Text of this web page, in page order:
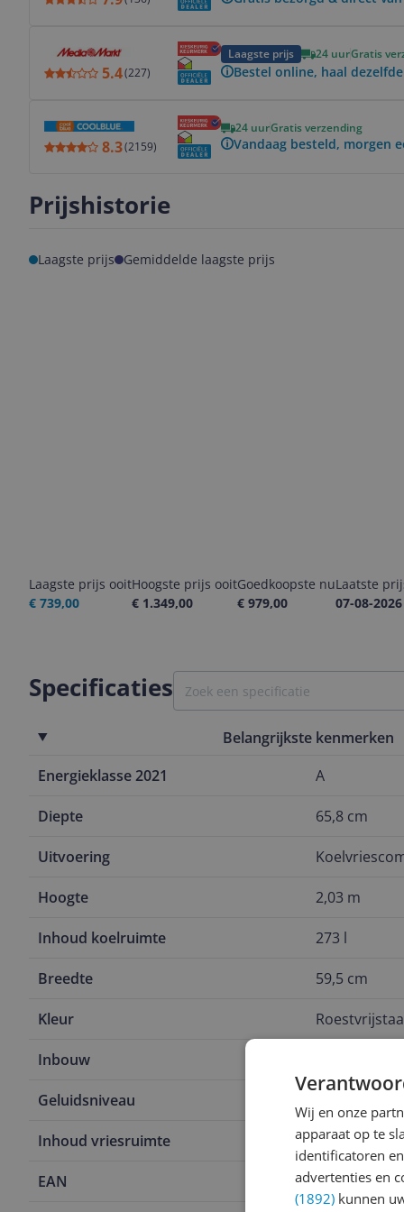
5.4(227)
Laagste prijs 24 uurGratis
Bestel online, haal
8.3(2159)
24 uurGratis verzending
Vandaag besteld, morgen
Prijshistorie
Laagste prijs Gemiddelde laagste prijs
Laagste prijs ooit
€ 739,00
Hoogste prijs ooit
€ 1.349,00
Goedkoopste nu
€ 979,00
Laatste
07-08-2026
Specificaties
Belangrijkste kenmerken
Energieklasse 2021
A
Diepte 65,8 cm
Uitvoering
Hoogte 2,03 m
Inhoud koelruimte 273 l
Breedte 59,5 cm
Kleur
Inbouw
Geluidsniveau
Inhoud vriesruimte 114 l
EAN
Wij en onze
apparaat op te
identificatoren
advertenties en
(1892) kunnen